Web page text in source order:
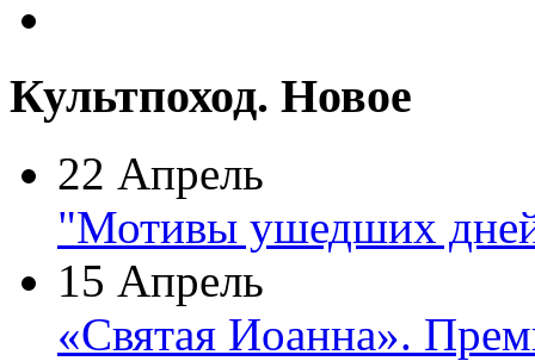
Культпоход. Новое
22 Апрель
"Мотивы ушедших
15 Апрель
«Святая Иоанна».